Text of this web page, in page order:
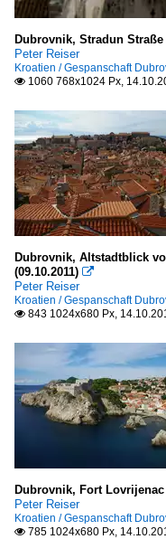
Dubrovnik, Stradun
Peter Reiser
Kroatien / Gespanschaft
 1060 768x1024 Px,
Dubrovnik, Altstadtblick
(09.10.2011) 
Peter Reiser
Kroatien / Gespanschaft
 843 1024x680 Px,
Dubrovnik, Fort Lovrijenac
Peter Reiser
Kroatien / Gespanschaft
 785 1024x680 Px,